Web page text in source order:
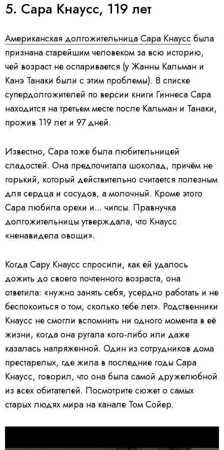
5. Сара Кнаусс, 119 лет
Американская долгожительница Сара Кнаусс была
признана старейшим человеком за всю историю,
чей возраст не оспаривается (у Жанны Кальман и
Канэ Танаки были с этим проблемы). В списке
супердолгожителей по версии книги Гиннеса Сара
находится на третьем месте после Кальман и Танаки,
прожив 119 лет и 97 дней.
Известно, Сара тоже была любительницей
сладостей. Она предпочитала шоколад, причём не
горький, который действительно считается полезным
для сердца и сосудов, а молочный. Кроме этого
Сара любила орехи и... чипсы. Правнучка
долгожительницы утверждала, что Кнаусс
«ненавидела овощи».
Когда Сару Кнаусс спросили, как ей удалось
дожить до своего почтенного возраста, она
ответила: «нужно занять себя, усердно работать и не
беспокоиться о том, сколько тебе лет». Родственники
Кнаусс не смогли вспомнить ни одного момента в её
жизни, когда она ругала кого-либо или даже
казалась напряженной. Один из сотрудников дома
престарелых, где жила в последние годы Сара
Кнаусс, говорил, что она была самой дружелюбной
из всех обитателей. Посмотрите сюжет о самых
старых людях мира на канале Том Сойер.